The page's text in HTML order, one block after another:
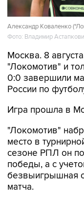
Александр Коваленко
Фото: Владимир
Москва. 8
"Локомотив" и
0:0 завершили
России по
Игра прошла в
"Локомотив"
место в
сезоне РПЛ он
победы, а с
безвыигрышная
матча.